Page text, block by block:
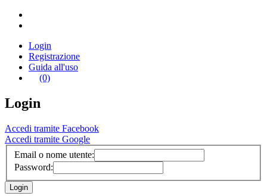
Login
Registrazione
Guida all'uso
(0)
Login
Accedi tramite Facebook
Accedi tramite Google
Email o nome utente:
Password: